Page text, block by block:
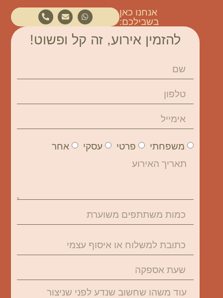
להזמין אירוע, זה קל ופשוט!
משפחתי פרטי עסקי אחר
אנחנו כאן
בשבילכם: